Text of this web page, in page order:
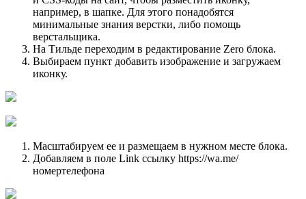
например, в шапке. Для этого понадобятся
минимальные знания верстки, либо помощь
верстальщика.
На Тильде переходим в редактирование Zero блока.
Выбираем пункт добавить изображение и загружаем
иконку.
Масштабируем ее и размещаем в нужном месте блока.
Добавляем в поле Link ссылку https://wa.me/
номертелефона